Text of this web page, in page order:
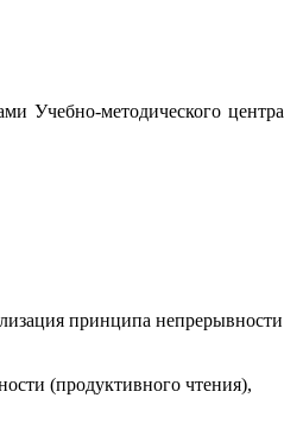
Учебно-методического центра
принципа непрерывности
(продуктивного чтения),